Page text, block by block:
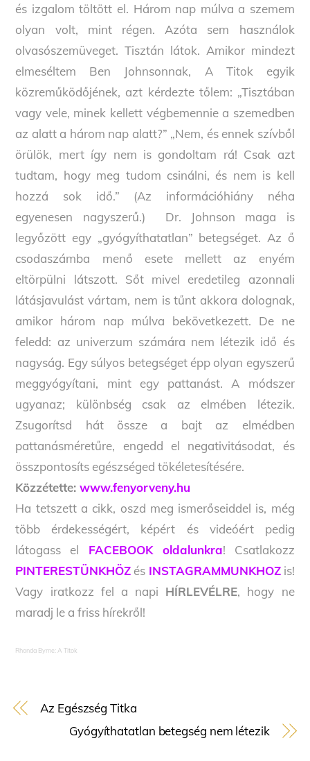
és izgalom töltött el. Három nap múlva a szemem
olyan volt, mint régen. Azóta sem használok
olvasószemüveget. Tisztán látok. Amikor mindezt
elmeséltem Ben Johnsonnak, A Titok egyik
közreműködőjének, azt kérdezte tőlem: „Tisztában
vagy vele, minek kellett végbemennie a szemedben
az alatt a három nap alatt?” „Nem, és ennek szívből
örülök, mert így nem is gondoltam rá! Csak azt
tudtam, hogy meg tudom csinálni, és nem is kell
hozzá sok idő.” (Az információhiány néha
egyenesen nagyszerű.) Dr. Johnson maga is
legyőzött egy „gyógyíthatatlan” betegséget. Az ő
csodaszámba menő esete mellett az enyém
eltörpülni látszott. Sőt mivel eredetileg azonnali
látásjavulást vártam, nem is tűnt akkora dolognak,
amikor három nap múlva bekövetkezett. De ne
feledd: az univerzum számára nem létezik idő és
nagyság. Egy súlyos betegséget épp olyan egyszerű
meggyógyítani, mint egy pattanást. A módszer
ugyanaz; különbség csak az elmében létezik.
Zsugorítsd hát össze a bajt az elmédben
pattanásméretűre, engedd el negativitásodat, és
összpontosíts egészséged tökéletesítésére.
Közzétette:www.fenyorveny.hu
Ha tetszett a cikk, oszd meg ismerőseiddel is, még
több érdekességért, képért és videóért pedig
látogass el FACEBOOK oldalunkra! Csatlakozz
PINTERESTÜNKHÖZ és INSTAGRAMMUNKHOZis!
Vagy iratkozz fel a napi HÍRLEVÉLRE, hogy ne
maradj le a friss hírekről!
Rhonda Byrne: A Titok
Az Egészség Titka
Gyógyíthatatlan betegség nem létezik